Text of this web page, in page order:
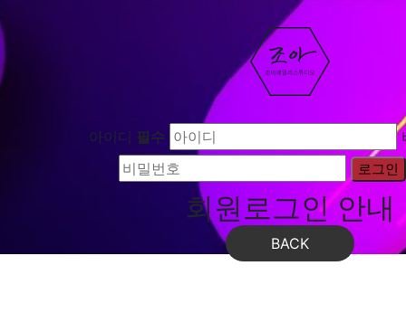
아이디 필수
회원로그인 안내
BACK